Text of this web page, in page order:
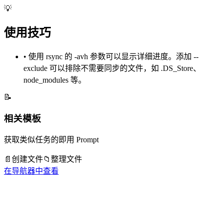
💡
使用技巧
• 使用 rsync 的 -avh 参数可以显示详细进度。添加 --
exclude 可以排除不需要同步的文件，如 .DS_Store、
node_modules 等。
📝
相关模板
获取类似任务的即用 Prompt
📄 创建文件📁 整理文件
在导航器中查看